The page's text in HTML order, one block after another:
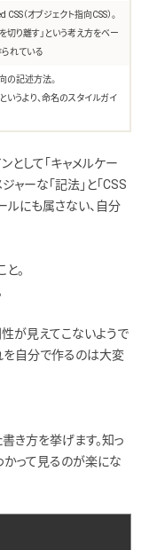
（オブジェクト指向CSS）。
切り離す」という考え方をベー
れている
の記述方法。
いうより、命名のスタイルガイ
として「キャメルケー
ャーな「記法」と「CSS
ルにも属さない、自分
。
が見えてこないようで
を自分で作るのは大変
き方を挙げます。知っ
かって見るのが楽にな